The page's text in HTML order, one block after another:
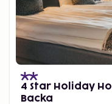
4 Star Holiday
Backa